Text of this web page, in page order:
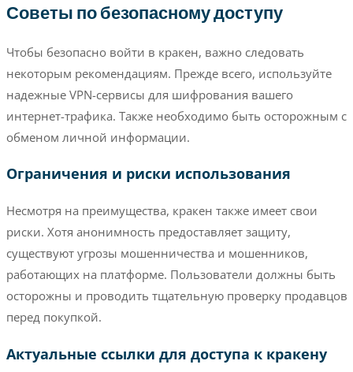
Советы по безопасному доступу
Чтобы безопасно войти в кракен, важно следовать
некоторым рекомендациям. Прежде всего, используйте
надежные VPN-сервисы для шифрования вашего
интернет-трафика. Также необходимо быть осторожным с
обменом личной информации.
Ограничения и риски использования
Несмотря на преимущества, кракен также имеет свои
риски. Хотя анонимность предоставляет защиту,
существуют угрозы мошенничества и мошенников,
работающих на платформе. Пользователи должны быть
осторожны и проводить тщательную проверку продавцов
перед покупкой.
Актуальные ссылки для доступа к кракену